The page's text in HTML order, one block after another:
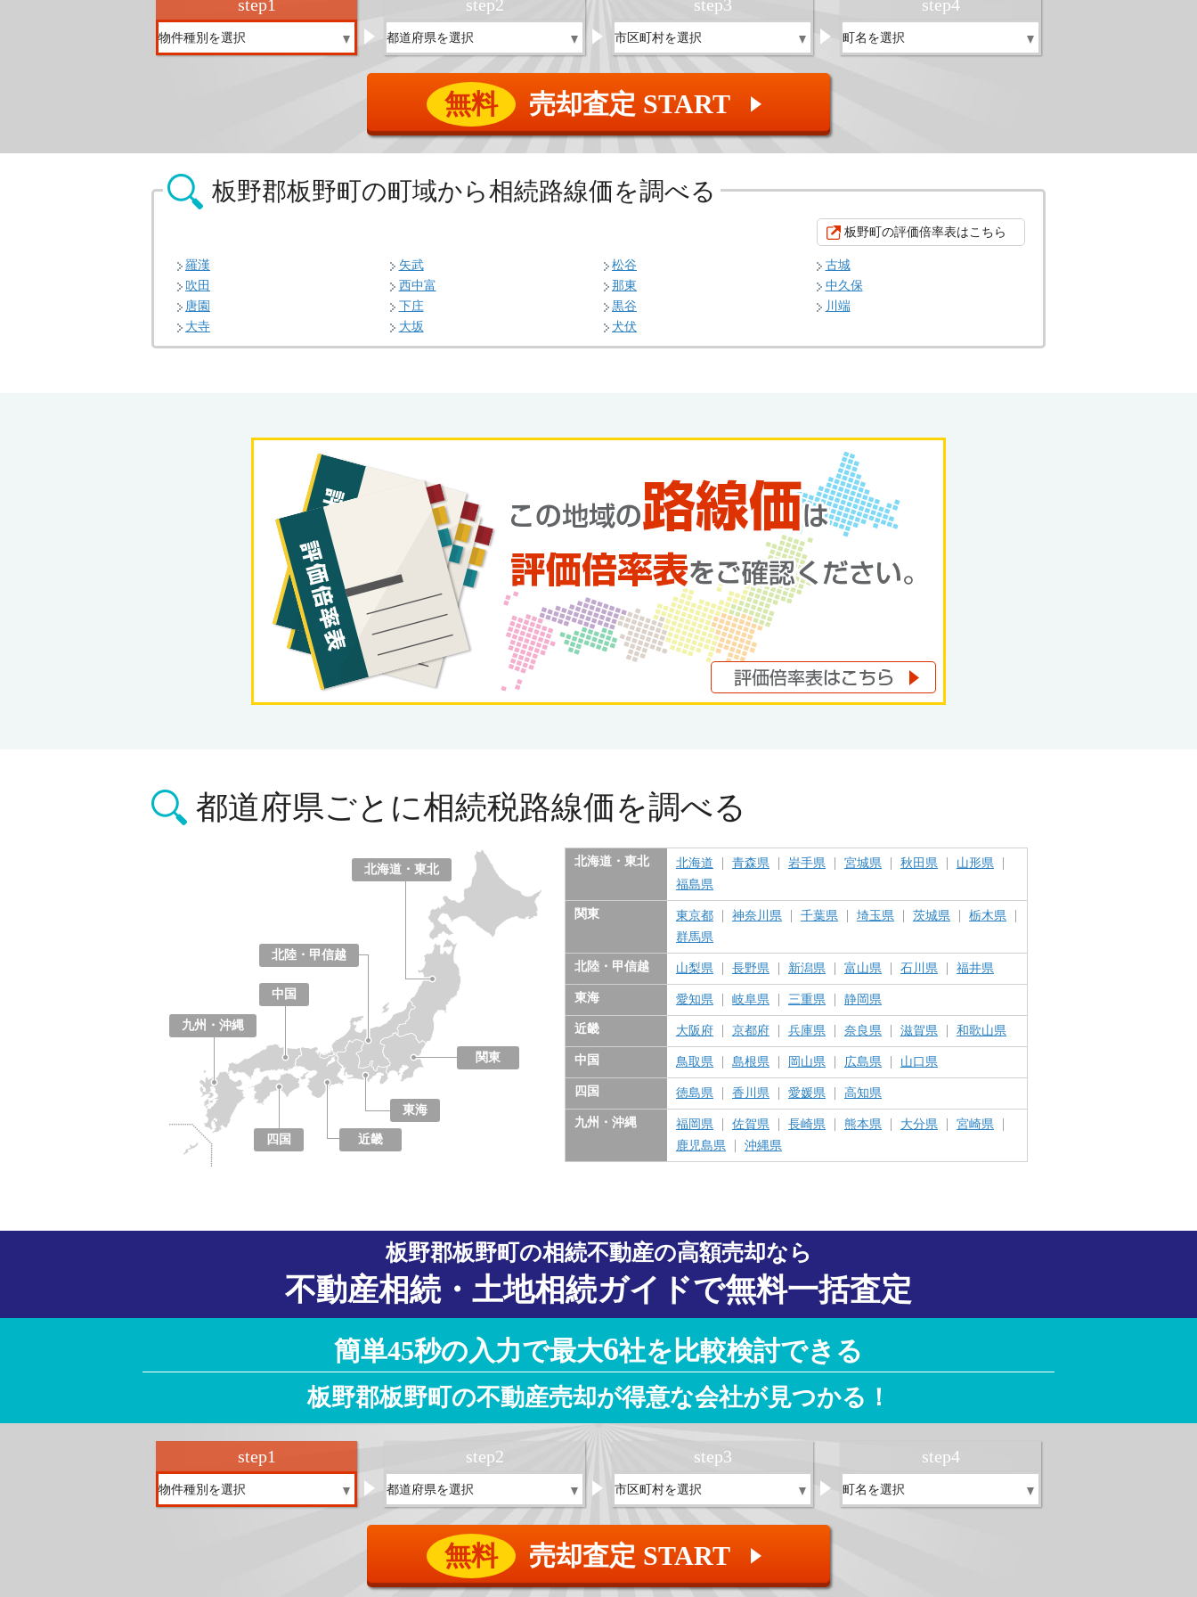
step1 step2 step3 step4
無料 売却査定 START ▲
板野郡板野町の町域から相続路線価を調べる
板野町の評価倍率表はこちら
羅漢 矢武 松谷
古城
吹田
西中富 那東
中久保
唐園
下庄 黒谷
川端
大寺
大坂 犬伏
都道府県ごとに相続税路線価を調べる
北海道・東北
関東
北陸・甲信越
東海
愛知県
岐阜県
三重県
静岡県
近畿
中国
四国
九州・沖縄
北海道・東北 北海道 青森県 岩手県 宮城県 秋田県
山形県
福島県
関東 東京都 神奈川県 千葉県 埼玉県 茨城県
栃木県
群馬県
北陸・甲信越 山梨県 長野県 新潟県 富山県 石川県 福井県
東海 愛知県 岐阜県 三重県 静岡県
近畿 大阪府 京都府 兵庫県 奈良県 滋賀県 和歌山県
中国 鳥取県 島根県 岡山県 広島県 山口県
四国 徳島県 香川県 愛媛県 高知県
九州・沖縄 福岡県 佐賀県 長崎県 熊本県 大分県
宮崎県
鹿児島県
沖縄県
板野郡板野町の相続不動産の高額売却なら
不動産相続・土地相続ガイドで無料一括査定
簡単45秒の入力で最大6社を比較検討できる
板野郡板野町の不動産売却が得意な会社が見つかる！
step1 step2 step3 step4
無料 売却査定 START ▲